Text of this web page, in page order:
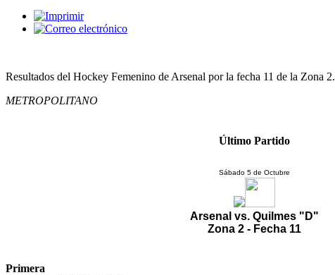
Resultados del Hockey Femenino de Arsenal por la fecha 11 de la Zona 2.
METROPOLITANO
Último Partido
Sábado 5 de Octubre
Arsenal vs. Quilmes "D"
Zona 2 - Fecha 11
Primera